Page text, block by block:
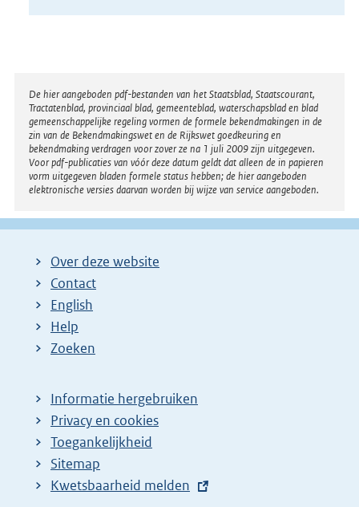
Disclaimer
De hier aangeboden pdf-bestanden van het Staatsblad, Staatscourant,
Tractatenblad, provinciaal blad, gemeenteblad, waterschapsblad en blad
gemeenschappelijke regeling vormen de formele bekendmakingen in de
zin van de Bekendmakingswet en de Rijkswet goedkeuring en
bekendmaking verdragen voor zover ze na 1 juli 2009 zijn uitgegeven.
Voor pdf-publicaties van vóór deze datum geldt dat alleen de in papieren
vorm uitgegeven bladen formele status hebben; de hier aangeboden
elektronische versies daarvan worden bij wijze van service aangeboden.
Over deze website
Contact
English
Help
Zoeken
Informatie hergebruiken
Privacy en cookies
Toegankelijkheid
Sitemap
E
Kwetsbaarheid melden